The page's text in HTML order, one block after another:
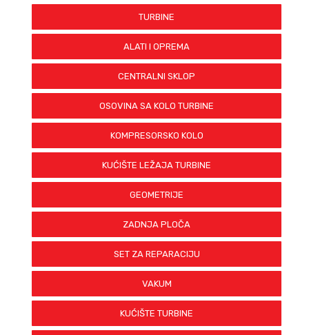
TURBINE
ALATI I OPREMA
CENTRALNI SKLOP
OSOVINA SA KOLO TURBINE
KOMPRESORSKO KOLO
KUĆIŠTE LEŽAJA TURBINE
GEOMETRIJE
ZADNJA PLOČA
SET ZA REPARACIJU
VAKUM
KUĆIŠTE TURBINE